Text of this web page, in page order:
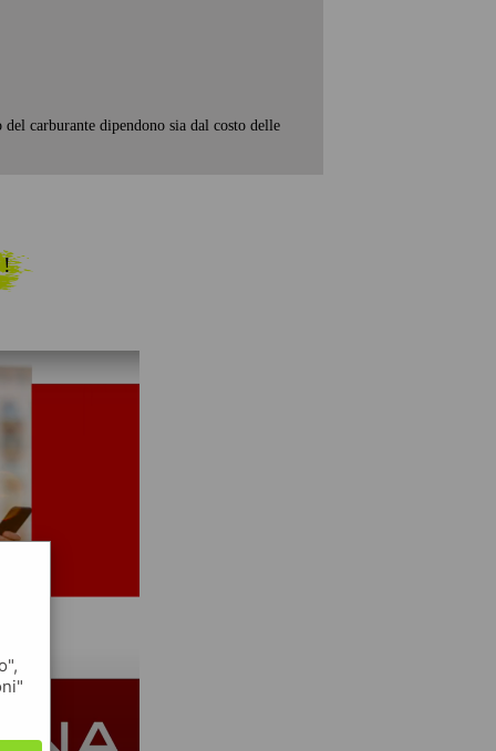
carburante dipendono sia dal costo delle
!